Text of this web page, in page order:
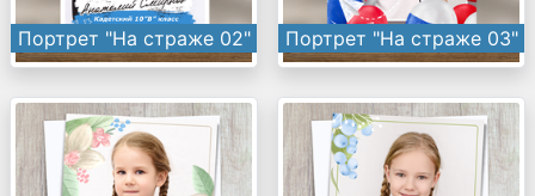
Портрет "На страже 02" Портрет "На страже 03"